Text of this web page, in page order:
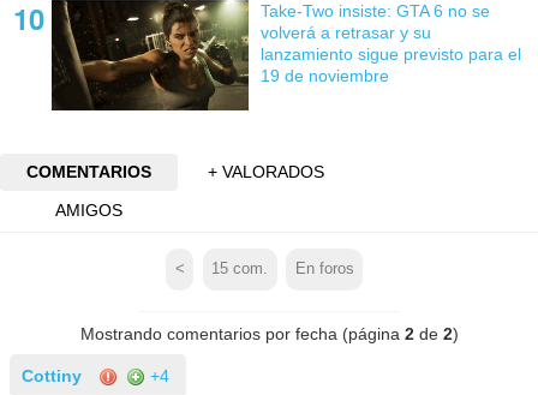
Take-Two insiste: GTA 6 no se
volverá a retrasar y su
lanzamiento sigue previsto para el
19 de noviembre
COMENTARIOS
+ VALORADOS
AMIGOS
< 15 com. En foros
Mostrando comentarios por fecha (página 2de 2)
Cottiny +4